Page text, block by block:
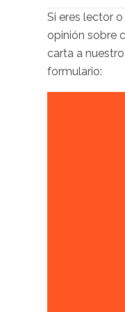
Si eres lector
opinión sobre
carta a
formulario: